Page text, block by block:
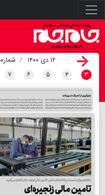
۱۲ دی ۱۴۰۰ شماره ۶۱۲۰
۳ ۴ ۵ ۶ ۷